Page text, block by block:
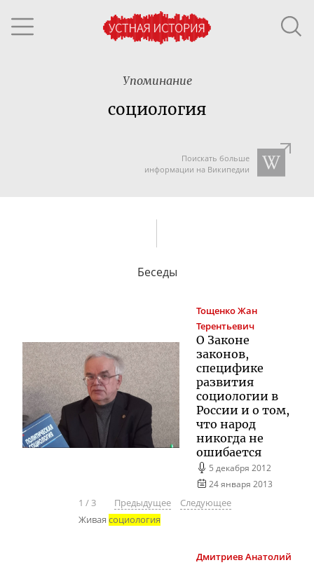
Упоминание
социология
Поискать больше
информации на Википедии
Беседы
ТощенкоЖан
Терентьевич
О Законе
законов,
специфике
развития
социологии в
России и о том,
что народ
никогда не
ошибается
5 декабря 2012
24 января 2013
1 /3 Предыдущее
Следующее
Живая социология
ДмитриевАнатолий